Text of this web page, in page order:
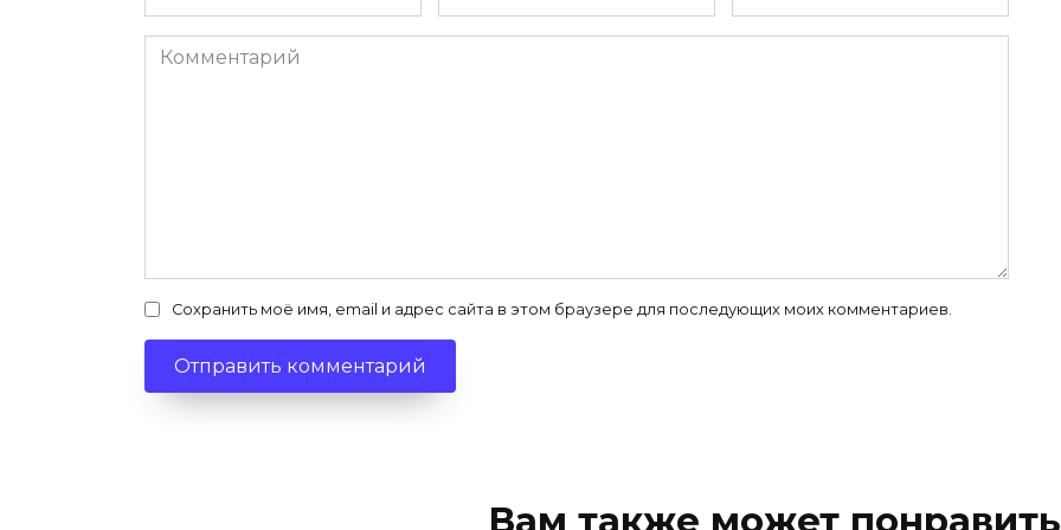
*
*
Комментарий
Сохранить моё имя, email и адрес сайта в этом браузере для последующих моих комментариев.